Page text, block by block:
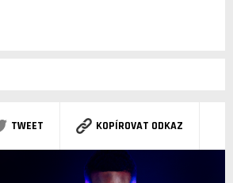
TWEET KOPÍROVAT ODKAZ